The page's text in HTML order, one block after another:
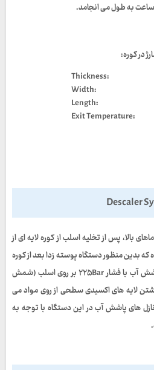
ساعت به طول می انجامد.
در کوره:
:Thickness
Width:
Length:
:Exit Temperature
بالا، پس از تخلیه اسلب از کوره لایه ای از
بدین منظور دستگاه پوسته زدا بعد از کوره
آب با فشار۲۲۵Barبر روی اسلب (شمش
لایه های اکسیدی سطحی از روی مواد می
های پاشش آب در این دستگاه با توجه به